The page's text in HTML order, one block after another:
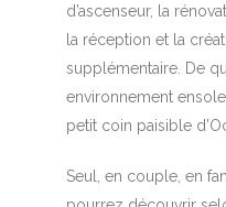
d’ascenseur, la
la réception et la
supplémentaire. De
environnement
petit coin paisible
Seul, en couple, en